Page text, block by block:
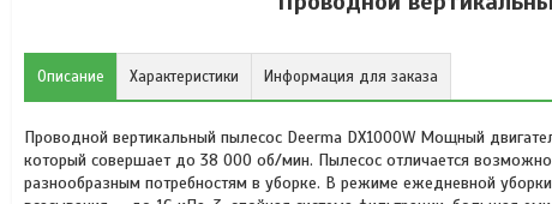
Описание Характеристики Информация для заказа
Проводной вертикальный пылесос Deerma DX1000W Мощный
который совершает до 38 000 об/мин. Пылесос отличается
разнообразным потребностям в уборке. В режиме ежедневной